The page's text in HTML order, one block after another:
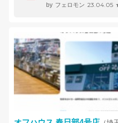
フェロモン 23.04.05